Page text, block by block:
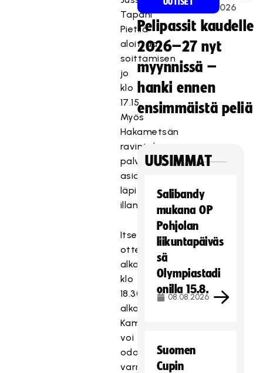
Tapani
Pietilä
aloittaa
soittamisen
jo
klo
17.15.
Myös
Hakametsän
ravintolat
palvelevat
asiakkaita
läpi
illan.
Itse
ottelu
alkaa
klo
18.30
alkaen.
Kamppailusta
voi
odottaa
varmasti
026
Pelipassit kaudelle
2026–27 nyt
myynnissä –
hanki ennen
ensimmäistä peliä
UUSIMMAT
Salibandy
mukana OP
Pohjolan
liikuntapäiväs
sä
Olympiastadi
onilla 15.8.
08.08.2026
Suomen
Cupin